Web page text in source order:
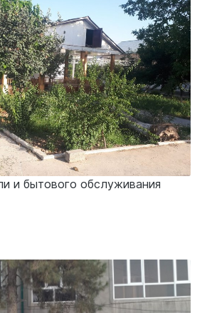
и бытового обслуживания